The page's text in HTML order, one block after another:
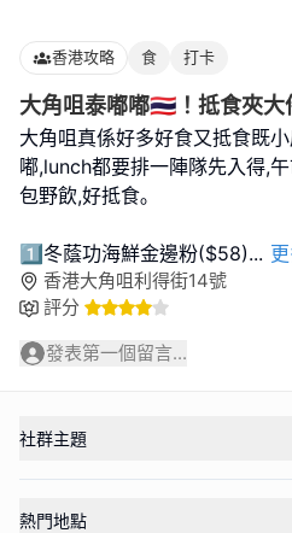
香港攻略 食 打卡
大角咀泰嘟嘟🇹🇭！抵食夾大
大角咀真係好多好食又抵食既
嘟,lunch都要排一陣隊先入得,
包野飲,好抵食｡
1️⃣冬蔭功海鮮金邊粉($58)...
香港大角咀利得街14號
評分
發表第一個留言...
社群主題
熱門地點